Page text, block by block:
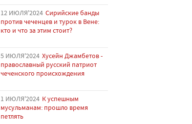
12 ИЮЛЯ'2024 Сирийские банды
против чеченцев и турок в Вене:
кто и что за этим стоит?
5 ИЮЛЯ'2024 Хусейн Джамбетов -
православный русский патриот
чеченского происхождения
1 ИЮЛЯ'2024 К успешным
мусульманам: прошло время
петлять